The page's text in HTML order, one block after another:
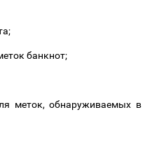
банкнот;
меток, обнаруживаемых в